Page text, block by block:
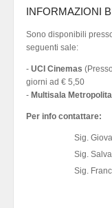
INFORMAZIONI
Sono disponibili
seguenti sale:
- UCI Cinemas
giorni ad € 5,50
- Multisala
Per info contattare:
Sig.
Sig.
Sig.